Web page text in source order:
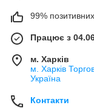
99% позитивних
Працює з
м. Харків
м. Харків
Україна
Контакти